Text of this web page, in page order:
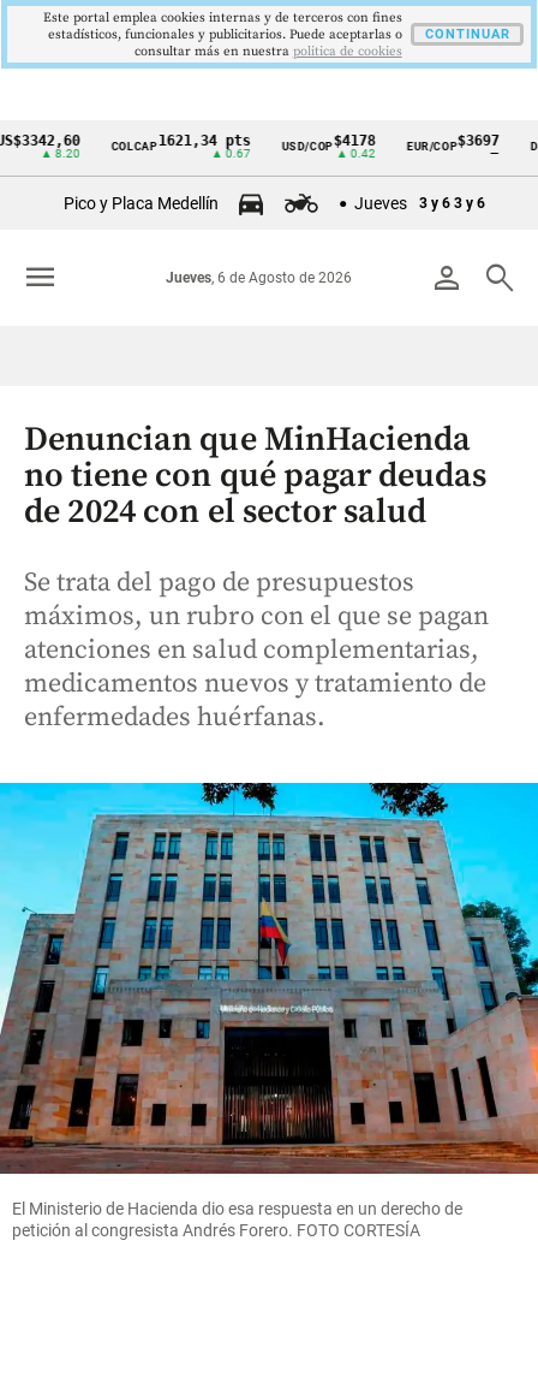
Cintillo
Colombia
COLCAP1621,34 pts USD/COP$4178
▲ 0.42
EUR/COP$3697
—
Pico y Placa Medellín Jueves 3 y 6 3 y 6
person search
Jueves, 6 de Agosto de 2026
menu
Denuncian que MinHacienda
no tiene con qué pagar deudas
de 2024 con el sector salud
Se trata del pago de presupuestos
máximos, un rubro con el que se pagan
atenciones en salud complementarias,
medicamentos nuevos y tratamiento de
enfermedades huérfanas.
El Ministerio de Hacienda dio esa respuesta en un derecho de
petición al congresista Andrés Forero. FOTO CORTESÍA
Este portal emplea cookies internas y de terceros con fines
estadísticos, funcionales y publicitarios. Puede aceptarlas o
consultar más en nuestra politica de cookies
CONTINUAR